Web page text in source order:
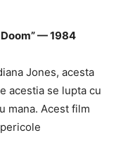
— 1984
Jones, acesta
acestia se lupta cu
mana. Acest film